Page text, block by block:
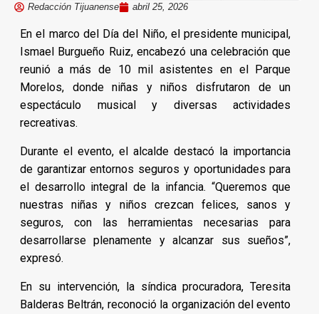
Redacción Tijuanense abril 25, 2026
En el marco del Día del Niño, el presidente municipal,
Ismael Burgueño Ruiz, encabezó una celebración que
reunió a más de 10 mil asistentes en el Parque
Morelos, donde niñas y niños disfrutaron de un
espectáculo musical y diversas actividades
recreativas.
Durante el evento, el alcalde destacó la importancia
de garantizar entornos seguros y oportunidades para
el desarrollo integral de la infancia. “Queremos que
nuestras niñas y niños crezcan felices, sanos y
seguros, con las herramientas necesarias para
desarrollarse plenamente y alcanzar sus sueños”,
expresó.
En su intervención, la síndica procuradora, Teresita
Balderas Beltrán, reconoció la organización del evento